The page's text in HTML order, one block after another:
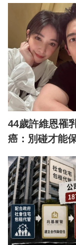
44歲許維恩罹
癌：別碰才能